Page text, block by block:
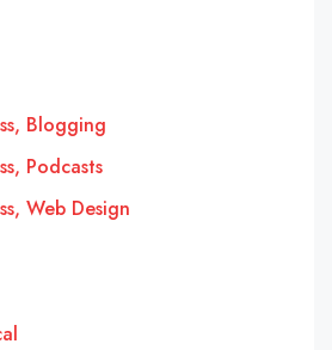
Blogging
Podcasts
Web Design